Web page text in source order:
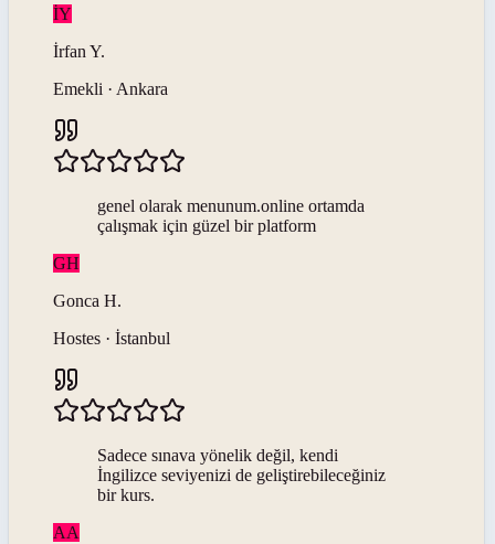
İY
İrfan Y.
Emekli · Ankara
genel olarak menunum.online ortamda
çalışmak için güzel bir platform
GH
Gonca H.
Hostes · İstanbul
Sadece sınava yönelik değil, kendi
İngilizce seviyenizi de geliştirebileceğiniz
bir kurs.
AA